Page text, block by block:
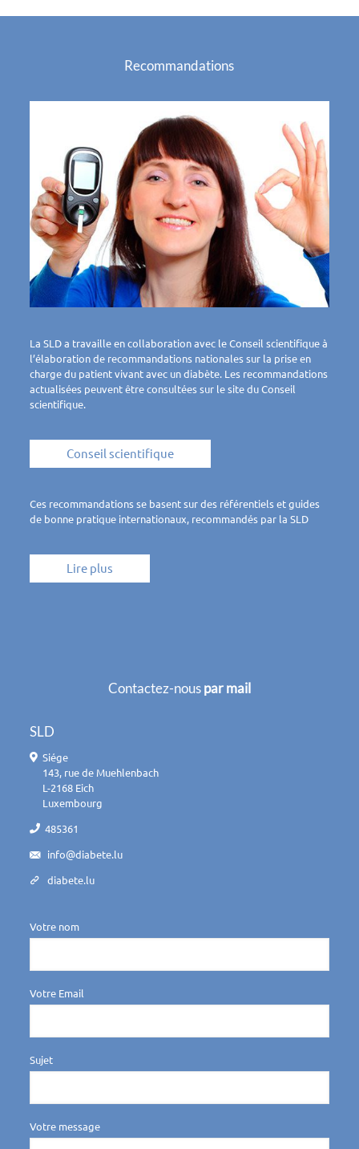
Recommandations
La SLD a travaille en collaboration avec le Conseil scientifique à
l’élaboration de recommandations nationales sur la prise en
charge du patient vivant avec un diabète. Les recommandations
actualisées peuvent être consultées sur le site du Conseil
scientifique.
Conseil scientifique
Ces recommandations se basent sur des référentiels et guides
de bonne pratique internationaux, recommandés par la SLD
Lire plus
Contactez-nouspar mail
SLD
Siége
143, rue de Muehlenbach
L-2168 Eich
Luxembourg
485361
info@diabete.lu
diabete.lu
Votre nom
Votre Email
Sujet
Votre message